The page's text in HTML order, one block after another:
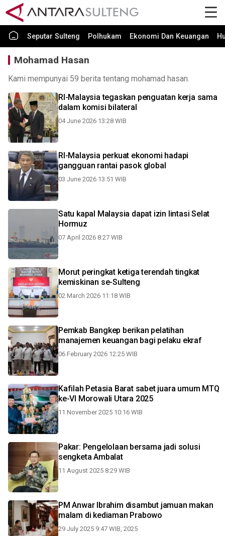
Seputar Sulteng Polhukam Ekonomi Dan Keuangan
Mohamad Hasan
Kami mempunyai 59 berita tentang mohamad hasan.
RI-Malaysia tegaskan penguatan kerja sama
dalam komisi bilateral
04 June 2026 13:28 WIB
RI-Malaysia perkuat ekonomi hadapi
gangguan rantai pasok global
03 June 2026 13:51 WIB
Satu kapal Malaysia dapat izin lintasi Selat
Hormuz
07 April 2026 8:27 WIB
Morut peringkat ketiga terendah tingkat
kemiskinan se-Sulteng
02 March 2026 11:18 WIB
Pemkab Bangkep berikan pelatihan
manajemen keuangan bagi pelaku ekraf
06 February 2026 12:25 WIB
Kafilah Petasia Barat sabet juara umum MTQ
ke-VI Morowali Utara 2025
11 November 2025 10:16 WIB
Pakar: Pengelolaan bersama jadi solusi
sengketa Ambalat
11 August 2025 8:29 WIB
PM Anwar Ibrahim disambut jamuan makan
malam di kediaman Prabowo
29 July 2025 9:47 WIB, 2025